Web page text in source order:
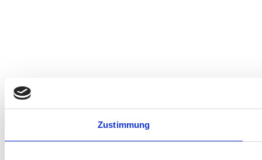
Zustimmung